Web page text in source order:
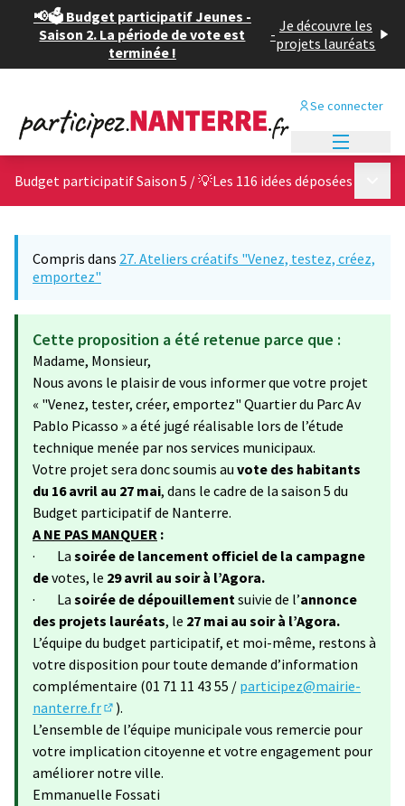
📢🗳️ Budget participatif Jeunes -
Saison 2. La période de vote est
terminée !
- Je découvre les
projets lauréats
Se connecter
Budget participatif Saison 5 /💡Les 116 idées déposées
Compris dans 27. Ateliers créatifs "Venez, testez, créez,
emportez"
Cette proposition a été retenue parce que :
Madame, Monsieur,
Nous avons le plaisir de vous informer que votre projet
« "Venez, tester, créer, emportez" Quartier du Parc Av
Pablo Picasso » a été jugé réalisable lors de l’étude
technique menée par nos services municipaux.
Votre projet sera donc soumis au vote des habitants
du 16 avril au 27 mai, dans le cadre de la saison 5 du
Budget participatif de Nanterre.
A NE PAS MANQUER :
· La soirée de lancement officiel de la campagne
devotes, le 29 avril au soir à l’Agora.
· La soirée de dépouillementsuivie de l’annonce
des projets lauréats, le 27 mai au soir à l’Agora.
L’équipe du budget participatif, et moi-même, restons à
votre disposition pour toute demande d’information
complémentaire (01 71 11 43 55 / participez@mairie-
nanterre.fr
(S'ouvre dans un nouvel onglet)
).
L’ensemble de l’équipe municipale vous remercie pour
votre implication citoyenne et votre engagement pour
améliorer notre ville.
Emmanuelle Fossati